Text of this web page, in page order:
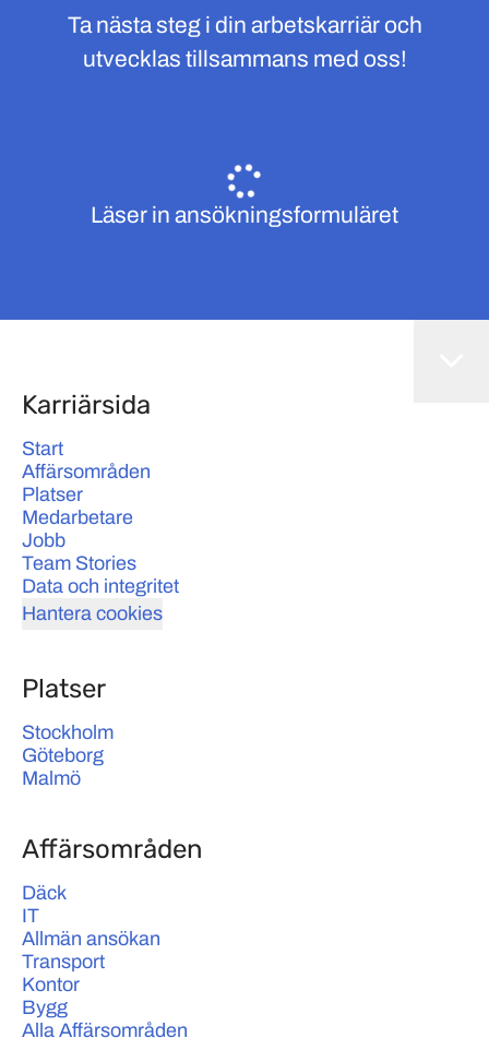
Ta nästa steg i din arbetskarriär och
utvecklas tillsammans med oss!
Läser in ansökningsformuläret
Karriärsida
Start
Affärsområden
Platser
Medarbetare
Jobb
Team Stories
Data och integritet
Hantera cookies
Platser
Stockholm
Göteborg
Malmö
Affärsområden
Däck
IT
Allmän ansökan
Transport
Kontor
Bygg
Alla Affärsområden